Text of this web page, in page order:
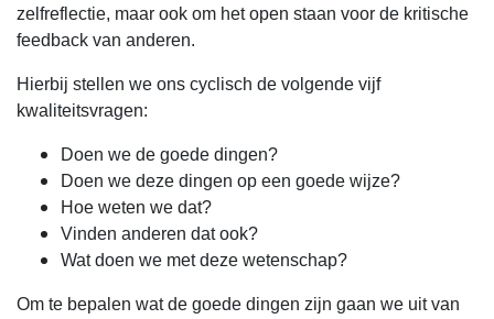
zelfreflectie, maar ook om het open staan voor de kritische
feedback van anderen.
Hierbij stellen we ons cyclisch de volgende vijf
kwaliteitsvragen:
Doen we de goede dingen?
Doen we deze dingen op een goede wijze?
Hoe weten we dat?
Vinden anderen dat ook?
Wat doen we met deze wetenschap?
Om te bepalen wat de goede dingen zijn gaan we uit van